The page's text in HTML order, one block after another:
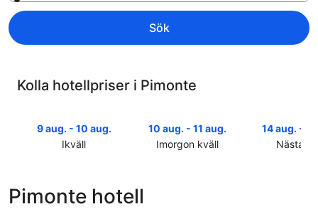
Sök
Kolla hotellpriser i Pimonte
9 aug. - 10 aug.
Ikväll
Pimonte
10 aug. - 11 aug.
Imorgon kväll
14 aug. -
Nästa
Pimonte hotell